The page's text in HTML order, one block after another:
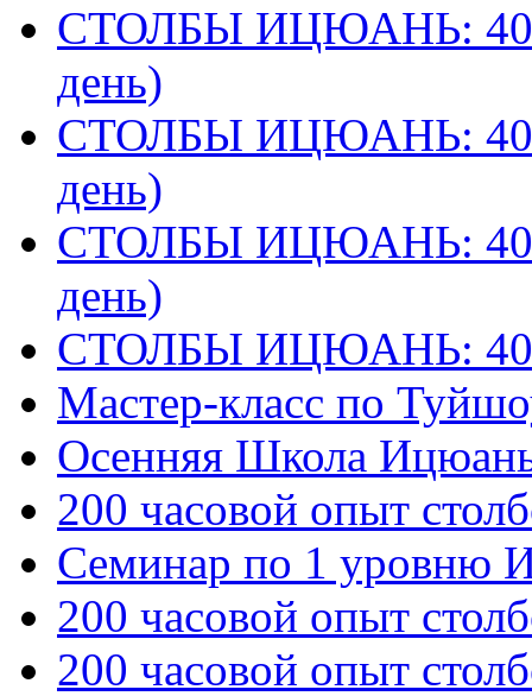
СТОЛБЫ ИЦЮАНЬ:
день)
СТОЛБЫ ИЦЮАНЬ:
день)
СТОЛБЫ ИЦЮАНЬ:
день)
СТОЛБЫ ИЦЮАНЬ:
Мастер-класс по
Осенняя Школа
200 часовой опыт
Семинар по 1 уровню
200 часовой опыт
200 часовой опыт